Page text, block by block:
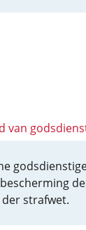
van
strafwet.